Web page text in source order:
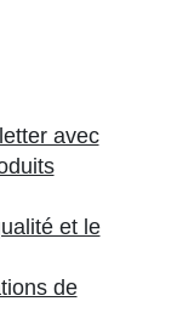
avec
et le
de